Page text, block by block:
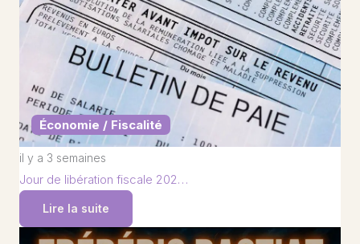
Économie / Fiscalité
il y a 3 semaines
Jour de libération fiscale 202…
Lire la suite